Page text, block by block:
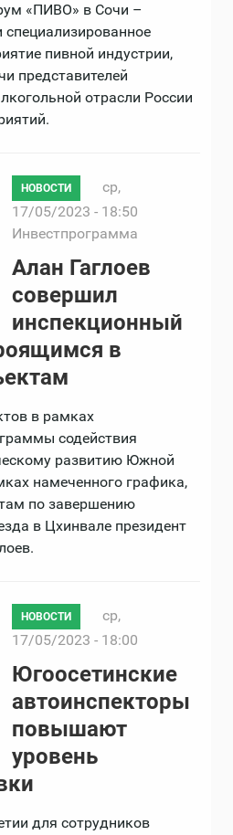
«ПИВО» в Сочи –
пивной индустрии,
представителей
отрасли России
НОВОСТИ
ср,
17/05/2023 - 18:50
Инвестпрограмма
Алан Гаглоев
совершил
инспекционный
в
в рамках
содействия
развитию Южной
намеченного графика,
по завершению
в Цхинвале президент
НОВОСТИ
ср,
17/05/2023 - 18:00
Югоосетинские
автоинспекторы
повышают
уровень
для сотрудников